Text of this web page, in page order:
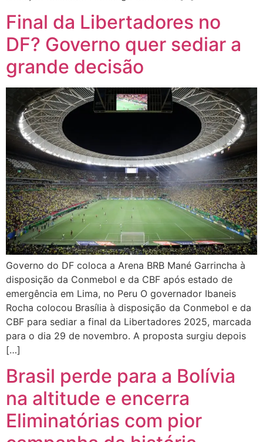
Final da Libertadores no
DF? Governo quer sediar a
grande decisão
Governo do DF coloca a Arena BRB Mané Garrincha à
disposição da Conmebol e da CBF após estado de
emergência em Lima, no Peru O governador Ibaneis
Rocha colocou Brasília à disposição da Conmebol e da
CBF para sediar a final da Libertadores 2025, marcada
para o dia 29 de novembro. A proposta surgiu depois
[…]
Brasil perde para a Bolívia
na altitude e encerra
Eliminatórias com pior